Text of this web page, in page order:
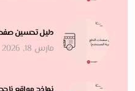
دليل تحسين
مارس 18, 2026